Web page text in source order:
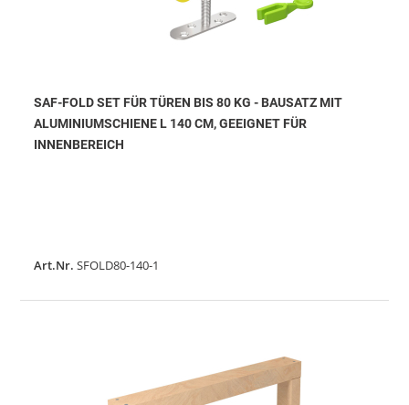
SAF-FOLD SET FÜR TÜREN BIS 80 KG - BAUSATZ MIT
ALUMINIUMSCHIENE L 140 CM, GEEIGNET FÜR
INNENBEREICH
Art.Nr. SFOLD80-140-1